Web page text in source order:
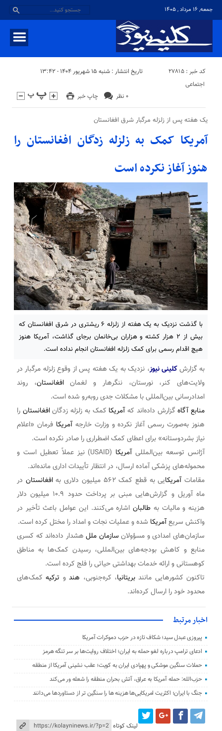
جمعه, ۱۶ مرداد , ۱۴۰۵
کد خبر : 27815 تاریخ انتشار : شنبه ۱۵ شهریور ۱۴۰۴ - ۱۳:۴۲
چاپ خبر ۰ نظر
اجتماعی
یک هفته پس از زلزله مرگبار شرق افغانستان
آمریکا کمک به زلزله زدگان افغانستان را
هنوز آغاز نکرده است
با گذشت نزدیک به یک هفته از زلزله ۶ ریشتری در شرق افغانستان که
بیش از ۲ هزار کشته و هزاران بی‌خانمان برجای گذاشت، آمریکا هنوز
هیچ اقدام رسمی برای کمک زلزله افغانستان انجام نداده است.
به گزارشکلینی نیوز، نزدیک به یک هفته پس از وقوع زلزله مرگبار در
ولایت‌های کنر، نورستان، ننگرهار و لغمانافغانستان، روند
امدادرسانی بین‌المللی با مشکلات جدی روبه‌رو شده است.
منابع آگاهگزارش داده‌اند کهآمریکا کمک به زلزله زدگانافغانستان را
هنوز به‌صورت رسمی آغاز نکرده و وزارت خارجهآمریکا فرمان «اعلام
نیاز بشردوستانه» برای اعطای کمک اضطراری را صادر نکرده است.
آژانس توسعه بین‌المللیآمریکا
(USAID) نیز عملاً تعطیل است و
محموله‌های پزشکی آماده ارسال، در انتظار تأییدات اداری مانده‌اند.
مقاماتآمریکایی به قطع کمک ۵۶۲ میلیون دلاری به افغانستان در
ماه آوریل و گزارش‌هایی مبنی بر پرداخت حدود ۱۰.۹ میلیون دلار
هزینه و مالیات به طالباناشاره می‌کنند. این عوامل باعث تأخیر در
واکنش سریعآمریکا شده و عملیات نجات و امداد را مختل کرده است.
سازمان‌های امدادی و مسؤولان سازمان مللهشدار داده‌اند که کسری
منابع و کاهش بودجه‌های بین‌المللی، رسیدن کمک‌ها به مناطق
کوهستانی و ارائه خدمات بهداشتی حیاتی را فلج کرده است.
تاکنون کشورهایی مانندبریتانیا، کره‌جنوبی، هندو ترکیهکمک‌های
محدود خود را ارسال کرده‌اند.
اخبار مرتبط
پیروزی عبدل سید؛ شکاف تازه در حزب دموکرات آمریکا
ادعای ترامپ درباره لغو حمله به ایران؛ اختلاف روایت‌ها بر سر تنگه هرمز
حملات سنگین موشکی و پهپادی ایران به کویت؛ عقب‌ نشینی آمریکا از منطقه
حزب‌الله: حمله آمریکا به عراق، آتش بحران منطقه را شعله‌ ور می‌کند
جنگ با ایران؛ اکثریت امریکایی‌ها هزینه‌ ها را سنگین‌ تر از دستاوردها می‌دانند
لینک کوتاه